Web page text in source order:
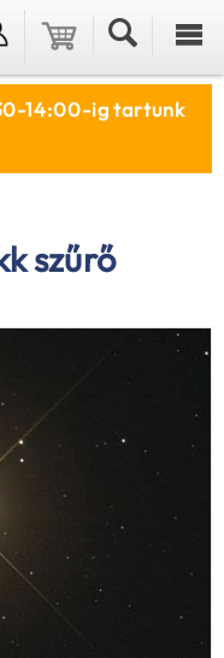
14:00-ig tartunk
szűrő